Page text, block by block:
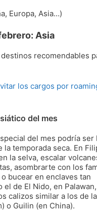
Europa, Asia…)
Asia
recomendables
los cargos por
del mes
del mes podría ser
la temporada seca. En
la selva, escalar
asombrarte con los
bucear en enclaves tan
de El Nido, en
calizos similar a los de
o Guilin (en China).